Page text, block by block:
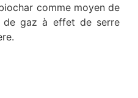
comme moyen de
de gaz à effet de serre